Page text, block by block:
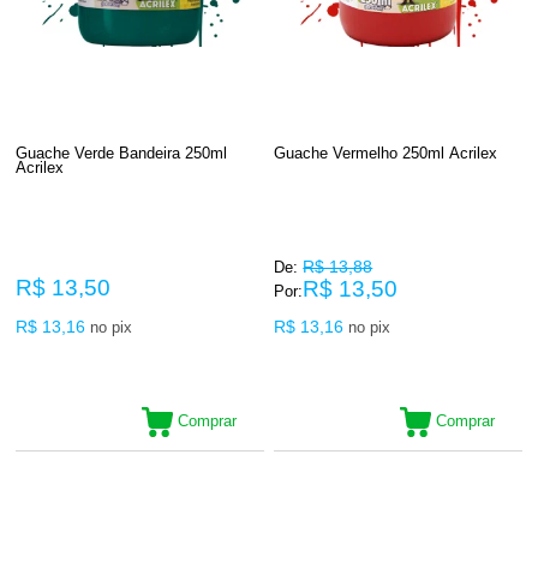
Guache Verde Bandeira 250ml
Acrilex
R$ 13,50
R$ 13,16 no pix
Comprar
Guache Vermelho 250ml Acrilex
De: R$ 13,88
Por:R$ 13,50
R$ 13,16 no pix
Comprar